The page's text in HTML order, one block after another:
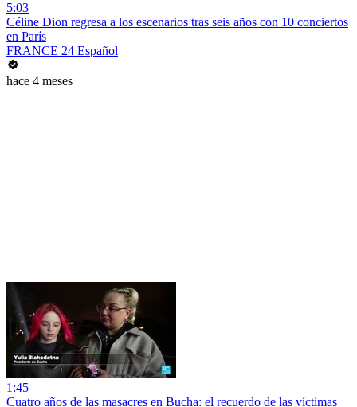
5:03
Céline Dion regresa a los escenarios tras seis años con 10 conciertos
en París
FRANCE 24 Español
hace 4 meses
1:45
Cuatro años de las masacres en Bucha: el recuerdo de las víctimas